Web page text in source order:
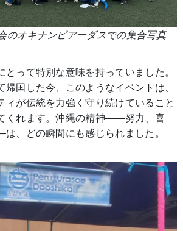
のオキナンピアーダスでの集合写真
とって特別な意味を持っていました。
帰国した今、このようなイベントは、
ィが伝統を力強く守り続けていること
くれます。沖縄の精神――努力、喜
、どの瞬間にも感じられました。